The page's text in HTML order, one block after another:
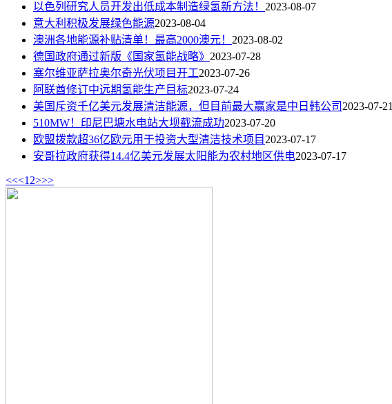
以色列研究人员开发出低成本制造绿氢新方法！ 2023-08-07
意大利积极发展绿色能源2023-08-04
澳洲各地能源补贴清单！最高2000澳元！ 2023-08-02
德国政府通过新版《国家氢能战略》 2023-07-28
塞尔维亚萨拉奥尔奇光伏项目开工2023-07-26
阿联酋修订中远期氢能生产目标2023-07-24
美国斥资千亿美元发展清洁能源，但目前最大赢家是中日韩公司 2023-07-21
510MW！印尼巴塘水电站大坝截流成功2023-07-20
欧盟拨款超36亿欧元用于投资大型清洁技术项目 2023-07-17
安哥拉政府获得14.4亿美元发展太阳能为农村地区供电2023-07-17
<<<1 2>>>